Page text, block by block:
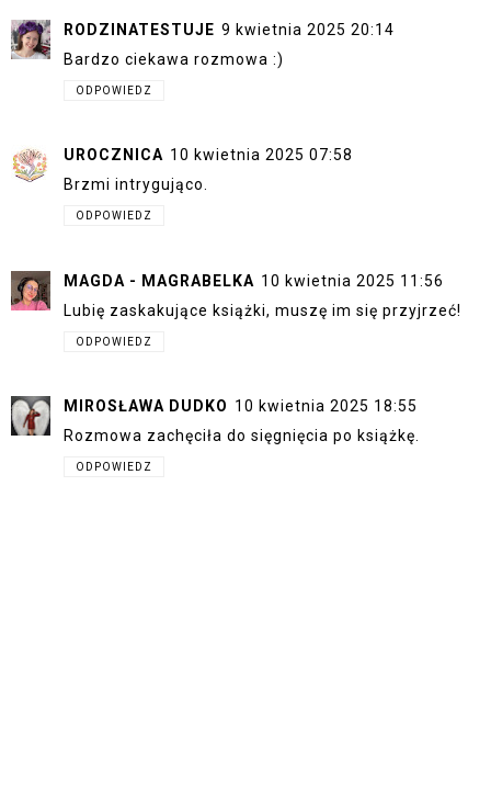
RODZINATESTUJE 9 kwietnia 2025 20:14
Bardzo ciekawa rozmowa :)
ODPOWIEDZ
UROCZNICA 10 kwietnia 2025 07:58
Brzmi intrygująco.
ODPOWIEDZ
MAGDA - MAGRABELKA 10 kwietnia 2025 11:56
Lubię zaskakujące książki, muszę im się przyjrzeć!
ODPOWIEDZ
MIROSŁAWA DUDKO 10 kwietnia 2025 18:55
Rozmowa zachęciła do sięgnięcia po książkę.
ODPOWIEDZ